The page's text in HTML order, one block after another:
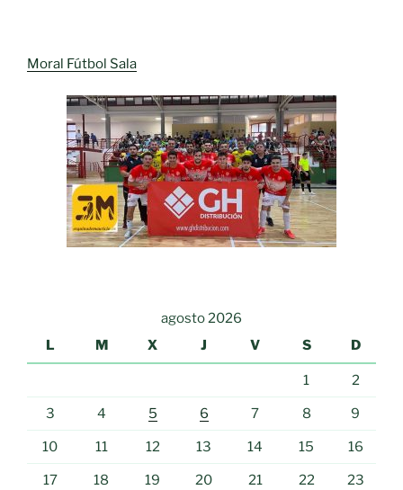
Moral Fútbol Sala
agosto 2026
L
M X J V S D
1 2
3 4 5 6 7 8 9
10 11 12 13 14 15 16
17 18 19 20 21 22 23